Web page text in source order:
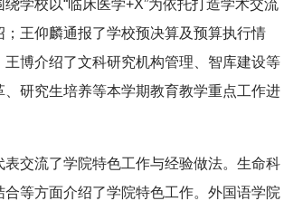
学校以“临床医学+X”为依托打造学术交流
王仰麟通报了学校预决算及预算执行情
博介绍了文科研究机构管理、智库建设等
研究生培养等本学期教育教学重点工作进
交流了学院特色工作与经验做法。生命科
等方面介绍了学院特色工作。外国语学院